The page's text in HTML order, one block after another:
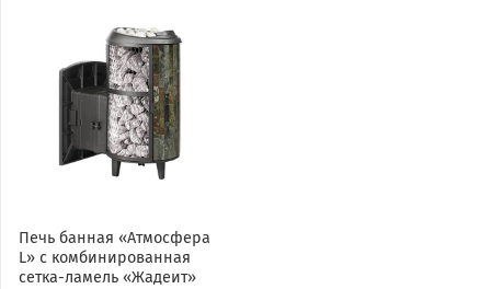
Печь банная «Атмосфера
L» с комбинированная
сетка-ламель «Жадеит»